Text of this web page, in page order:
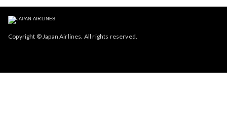
Copyright © Japan Airlines. All rights reserved.